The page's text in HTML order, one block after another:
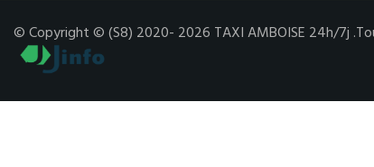
© Copyright © (S8) 2020- 2026 TAXI AMBOISE 24h/7j